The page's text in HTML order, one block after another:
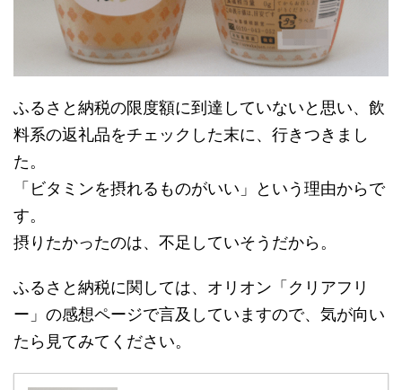
ふるさと納税の限度額に到達していないと思い、飲
料系の返礼品をチェックした末に、行きつきまし
た。
「ビタミンを摂れるものがいい」という理由からで
す。
摂りたかったのは、不足していそうだから。
ふるさと納税に関しては、オリオン「クリアフリ
ー」の感想ページで言及していますので、気が向い
たら見てみてください。